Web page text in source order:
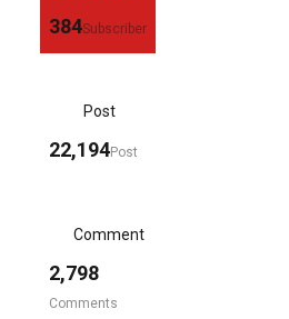
384Subscriber
Post
22,194Post
Comment
2,798
Comments